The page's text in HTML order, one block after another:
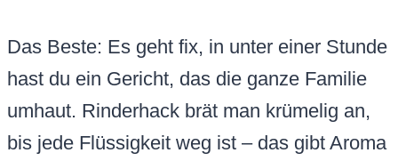
Das Beste: Es geht fix, in unter einer Stunde
hast du ein Gericht, das die ganze Familie
umhaut. Rinderhack brät man krümelig an,
bis jede Flüssigkeit weg ist – das gibt Aroma